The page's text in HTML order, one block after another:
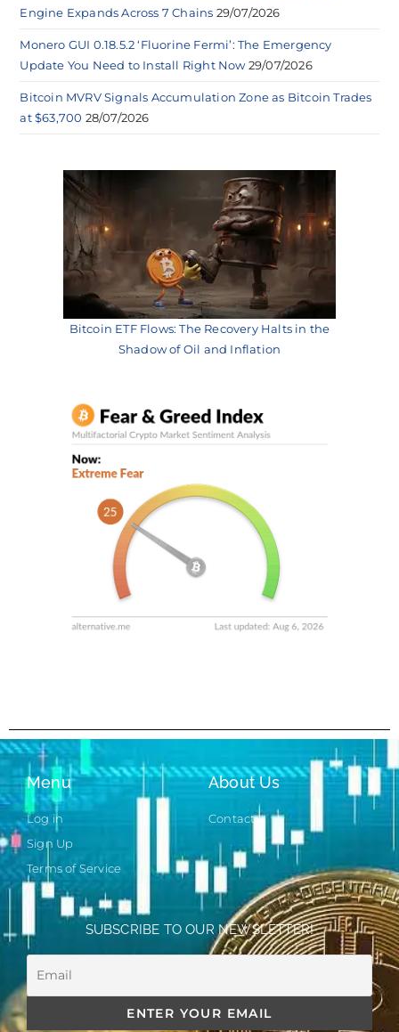
Engine Expands Across 7 Chains 29/07/2026
Monero GUI 0.18.5.2 ‘Fluorine Fermi’: The Emergency
Update You Need to Install Right Now 29/07/2026
Bitcoin MVRV Signals Accumulation Zone as Bitcoin Trades
at $63,700 28/07/2026
Bitcoin ETF Flows: The Recovery Halts in the
Shadow of Oil and Inflation
Menu
Log in
Sign Up
Terms of Service
About Us
Contact
SUBSCRIBE TO OUR NEWSLETTER!